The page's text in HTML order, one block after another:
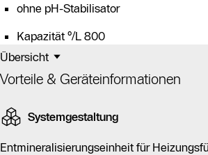
ohne pH-Stabilisator
Kapazität °/L 800
Übersicht
Vorteile & Geräteinformationen
Systemgestaltung
Entmineralisierungseinheit für